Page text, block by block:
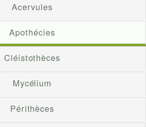
Acervules
Apothécies
Cléistothèces
Mycélium
Périthèces